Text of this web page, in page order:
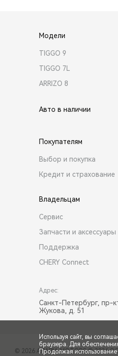
Модели
TIGGO 9
TIGGO 7L
ARRIZO 8
Авто в наличии
Покупателям
Выбор и покупка
Кредит и страхование
Владельцам
Сервис
Запчасти и аксессуары
Поддержка
CHERY Connect
Адрес:
Санкт-Петербург, пр-
Жукова, д. 51
© 2026 АЛАРМ-МОТОРС © 2026
Используя сайт, вы
браузера. Для
Продолжая